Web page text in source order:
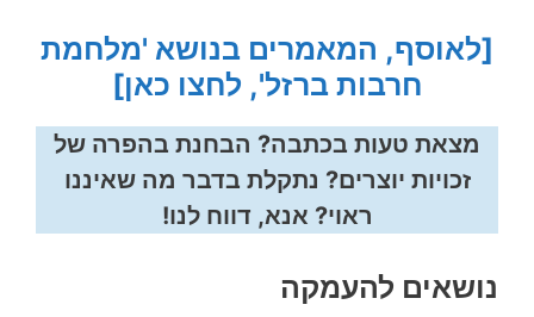
[לאוסף, המאמרים בנושא 'מלחמת
חרבות ברזל', לחצו כאן]
מצאת טעות בכתבה? הבחנת בהפרה של
זכויות יוצרים? נתקלת בדבר מה שאיננו
ראוי? אנא, דווח לנו!
נושאים להעמקה